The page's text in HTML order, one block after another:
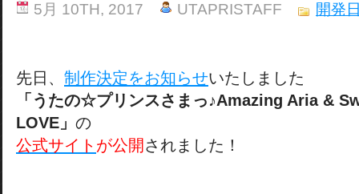
5月 10TH, 2017 UTAPRISTAFF 開発
先日、 制作決定をお知らせいたしました
「うたの☆プリンスさまっ♪Amazing Aria &
LOVE」 の
公式サイト が公開 されました！